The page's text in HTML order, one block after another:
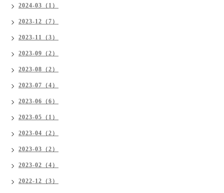
2024-03（1）
2023-12（7）
2023-11（3）
2023-09（2）
2023-08（2）
2023-07（4）
2023-06（6）
2023-05（1）
2023-04（2）
2023-03（2）
2023-02（4）
2022-12（3）